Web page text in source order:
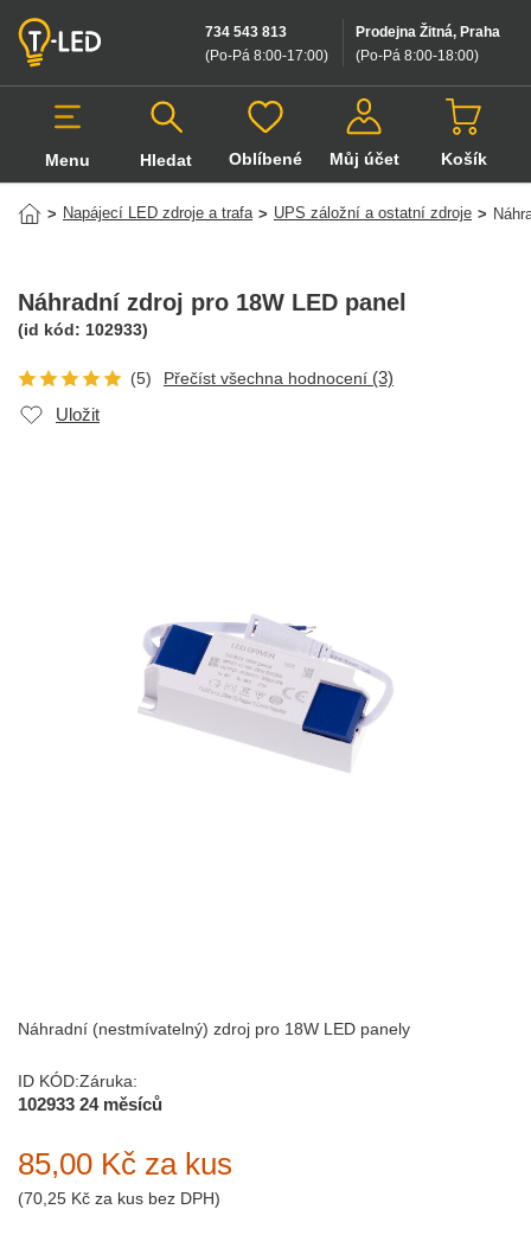
Prodejna Žitná, Praha
(Po-Pá 8:00-18:00)
734 543 813
(Po-Pá 8:00-17:00)
Menu Hledat
Hledat v produktech
Oblíbené Můj účet Košík
> Napájecí LED zdroje a trafa > UPS záložní a ostatní zdroje >
Náhradní zdroj pro 18W LED panel
(id kód: 102933)
(5) Přečíst všechna hodnocení (3)
Uložit
Náhradní (nestmívatelný) zdroj pro 18W LED panely
ID KÓD:
102933
Záruka:
24 měsíců
85,00 Kč za kus
(70,25 Kč za kus bez DPH)